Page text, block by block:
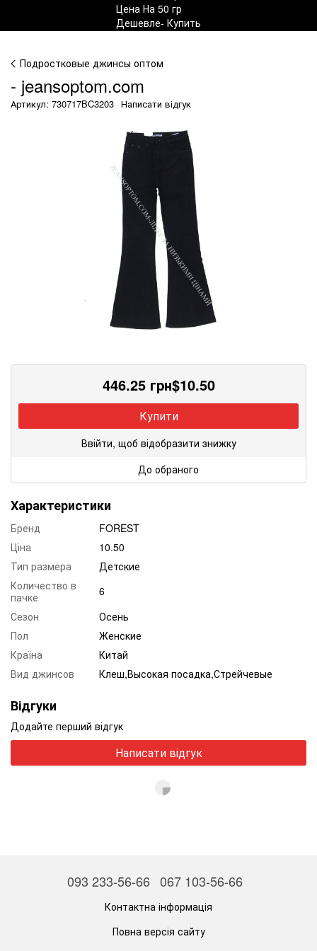
Подростковые джинсы оптом
- jeansoptom.com
Артикул: 730717BC3203 Написати відгук
446.25грн$10.50
Купити
Ввійти, щоб відобразити знижку
До обраного
Характеристики
Бренд
FOREST
Ціна
10.50
Тип размера
Детские
Количество в
пачке
6
Сезон
Осень
Пол
Женские
Країна
Китай
Вид джинсов
Клеш,Высокая посадка,Стрейчевые
Відгуки
Додайте перший відгук
Написати відгук
093 233-56-66 067 103-56-66
Контактна інформація
Повна версія сайту